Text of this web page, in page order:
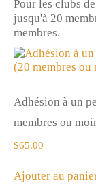
Pour les clubs
jusqu'à 20
membres.
Adhésion à un
membres ou
$65.00
Ajouter au